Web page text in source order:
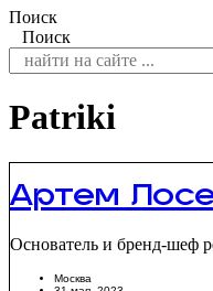
Поиск
Поиск
Patriki
Артем
Основатель и бренд-шеф
Москва